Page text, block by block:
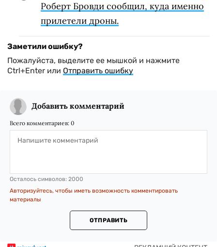
Роберт Бровди сообщил, куда именно
прилетели дроны.
Заметили ошибку?
Пожалуйста, выделите ее мышкой и нажмите
Ctrl+Enter или Отправить ошибку
Добавить комментарий
Всего комментариев: 0
Осталось символов: 2000
Авторизуйтесь, чтобы иметь возможность комментировать
материалы
ОТПРАВИТЬ